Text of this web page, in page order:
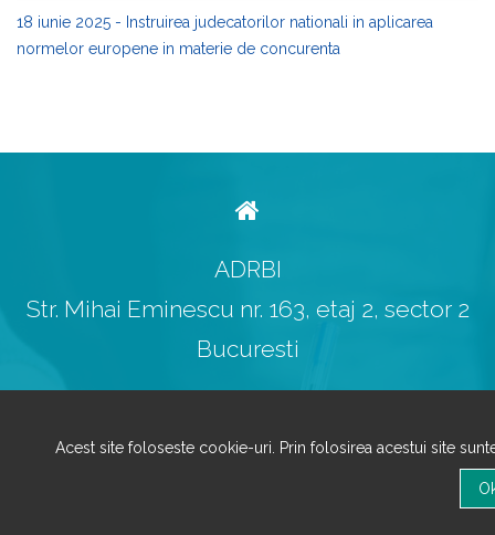
18 iunie 2025 - Instruirea judecatorilor nationali in aplicarea
normelor europene in materie de concurenta
ADRBI
Str. Mihai Eminescu nr. 163, etaj 2, sector 2
Bucuresti
Acest site foloseste cookie-uri. Prin folosirea acestui site